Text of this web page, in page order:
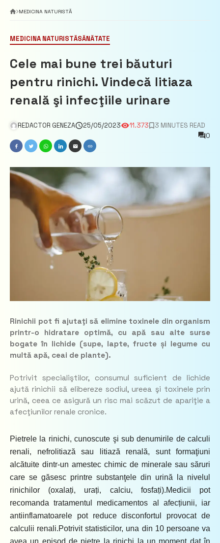
MEDICINA NATURISTĂ
MEDICINA NATURISTĂSĂNĂTATE
Cele mai bune trei băuturi
pentru rinichi. Vindecă litiaza
renală şi infecţiile urinare
REDACTOR GENEZA 25/05/2023 11.373
3 MINUTES READ
0
Rinichii pot fi ajutaţi să elimine toxinele din organism
printr-o hidratare optimă, cu apă sau alte surse
bogate în lichide (supe, lapte, fructe și legume cu
multă apă, ceai de plante).
Potrivit specialiştilor, consumul suficient de lichide
ajută rinichii să elibereze sodiul, ureea şi toxinele prin
urină, ceea ce asigură un risc mai scăzut de apariţie a
afecţiunilor renale cronice.
Pietrele la rinichi, cunoscute şi sub denumirile de calculi
renali, nefrolitiază sau litiază renală, sunt formaţiuni
alcătuite dintr-un amestec chimic de minerale sau săruri
care se găsesc printre substanţele din urină la nivelul
rinichilor (oxalați, urați, calciu, fosfați).Medicii pot
recomanda tratamentul medicamentos al afecțiunii, iar
antiinflamatoarele pot reduce disconfortul provocat de
calculii renali.Potrivit statisticilor, una din 10 persoane va